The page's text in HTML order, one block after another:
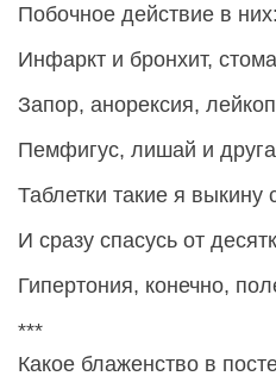
Побочное действие в
Инфаркт и бронхит,
Запор, анорексия,
Пемфигус, лишай и
Таблетки такие я выкину
И сразу спасусь от
Гипертония, конечно,
***
Какое блаженство в